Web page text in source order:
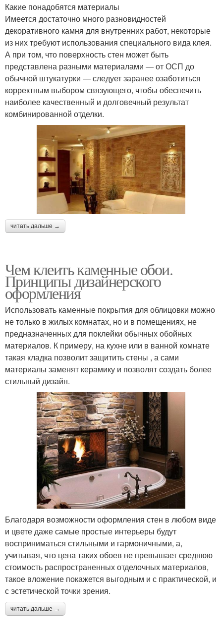
Какие понадобятся материалы
Имеется достаточно много разновидностей
декоративного камня для внутренних работ, некоторые
из них требуют использования специального вида клея.
А при том, что поверхность стен может быть
представлена разными материалами — от ОСП до
обычной штукатурки — следует заранее озаботиться
корректным выбором связующего, чтобы обеспечить
наиболее качественный и долговечный результат
комбинированной отделки.
читать дальше →
Чем клеить каменные обои.
Принципы дизайнерского
оформления
Использовать каменные покрытия для облицовки можно
не только в жилых комнатах, но и в помещениях, не
предназначенных для поклейки обычных обойных
материалов. К примеру, на кухне или в ванной комнате
такая кладка позволит защитить стены , а сами
материалы заменят керамику и позволят создать более
стильный дизайн.
Благодаря возможности оформления стен в любом виде
и цвете даже самые простые интерьеры будут
восприниматься стильными и гармоничными, а,
учитывая, что цена таких обоев не превышает среднюю
стоимость распространенных отделочных материалов,
такое вложение покажется выгодным и с практической, и
с эстетической точки зрения.
читать дальше →